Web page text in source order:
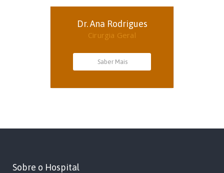
Dr. Ana Rodrigues
Cirurgia Geral
Saber Mais
Sobre o Hospital